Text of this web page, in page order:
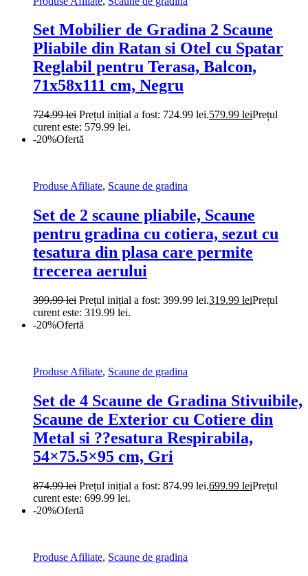
Set Mobilier de Gradina 2 Scaune
Pliabile din Ratan si Otel cu Spatar
Reglabil pentru Terasa, Balcon,
71x58x111 cm, Negru
724.99lei Prețul inițial a fost: 724.99 lei.579.99 leiPrețul
curent este: 579.99 lei.
-20%Ofertă
Produse Afiliate, Scaune de gradina
Set de 2 scaune pliabile, Scaune
pentru gradina cu cotiera, sezut cu
tesatura din plasa care permite
trecerea aerului
399.99lei Prețul inițial a fost: 399.99 lei.319.99 leiPrețul
curent este: 319.99 lei.
-20%Ofertă
Produse Afiliate, Scaune de gradina
Set de 4 Scaune de Gradina Stivuibile,
Scaune de Exterior cu Cotiere din
Metal si ??esatura Respirabila,
54×75.5×95 cm, Gri
874.99lei Prețul inițial a fost: 874.99 lei.699.99 leiPrețul
curent este: 699.99 lei.
-20%Ofertă
Produse Afiliate, Scaune de gradina